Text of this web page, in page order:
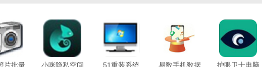
惠普HP LaserJet M1530 MFP打
HP惠普LaserJet M1319f打印机驱
免费版
免费版 / 中文
HP COLOR LASERJET CP2025驱
最新版 (解决连接问题) v5.7 官方版
官方版 / 中文 /
片批量
小咪隐私空间
51重装系统
易数手机数据
护眼卫士电脑